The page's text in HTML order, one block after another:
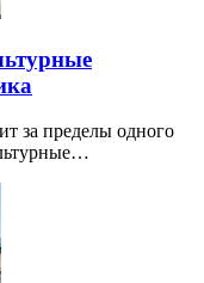
за пределы одного